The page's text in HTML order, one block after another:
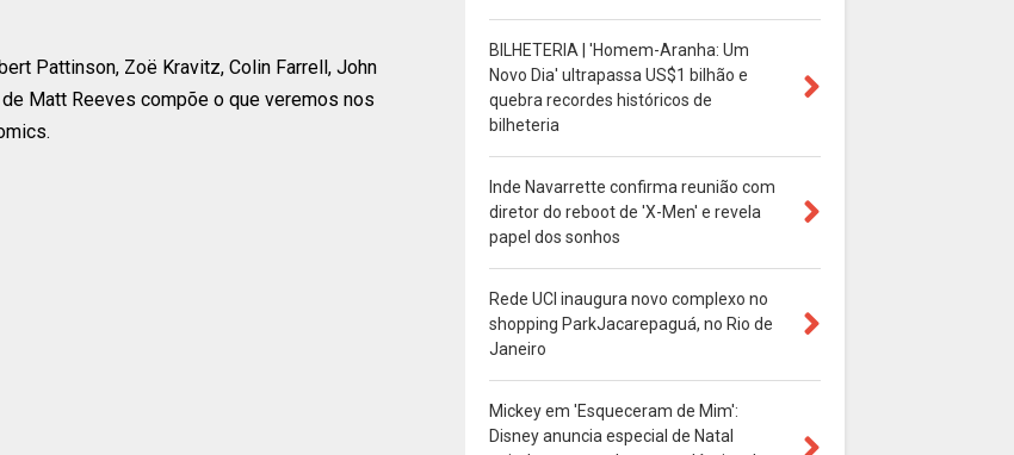
Pattinson, Zoë Kravitz, Colin Farrell, John
Matt Reeves compõe o que veremos nos
BILHETERIA | 'Homem-Aranha: Um
Novo Dia' ultrapassa US$1 bilhão e
quebra recordes históricos de
bilheteria
Inde Navarrette confirma reunião com
diretor do reboot de 'X-Men' e revela
papel dos sonhos
Rede UCI inaugura novo complexo no
shopping ParkJacarepaguá, no Rio de
Janeiro
Mickey em 'Esqueceram de Mim':
Disney anuncia especial de Natal